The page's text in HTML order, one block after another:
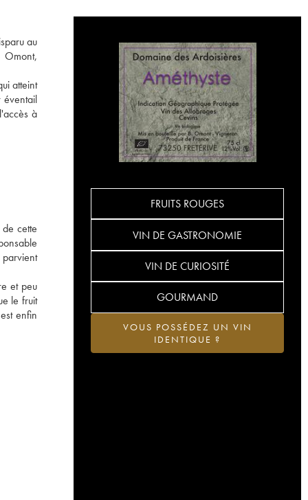
au
Omont,
atteint
éventail
à
cette
et peu
le fruit
enfin
FRUITS ROUGES
VIN DE GASTRONOMIE
VIN DE CURIOSITÉ
GOURMAND
VOUS POSSÉDEZ UN VIN
IDENTIQUE ?